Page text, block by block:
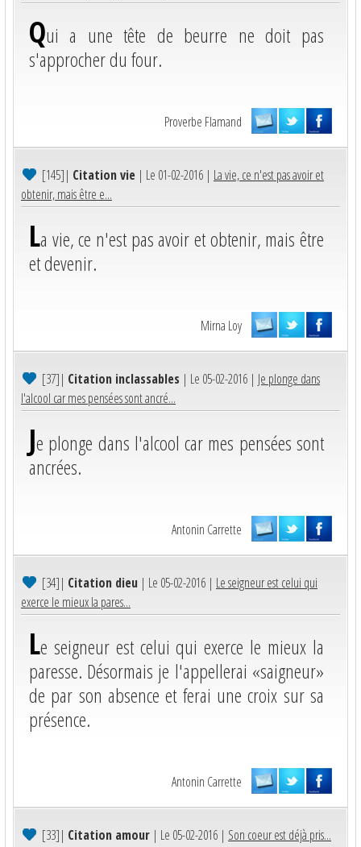
Qui a une tête de beurre ne doit pas
s'approcher du four.
Proverbe Flamand
[145]| Citation vie | Le 01-02-2016 | La vie, ce n'est pas avoir et
obtenir, mais être e...
La vie, ce n'est pas avoir et obtenir, mais être
et devenir.
Mirna Loy
[37]| Citation inclassables | Le 05-02-2016 | Je plonge dans
l'alcool car mes pensées sont ancré...
Je plonge dans l'alcool car mes pensées sont
ancrées.
Antonin Carrette
[34]| Citation dieu | Le 05-02-2016 | Le seigneur est celui qui
exerce le mieux la pares...
Le seigneur est celui qui exerce le mieux la
paresse. Désormais je l'appellerai «saigneur»
de par son absence et ferai une croix sur sa
présence.
Antonin Carrette
[33]| Citation amour | Le 05-02-2016 | Son coeur est déjà pris...